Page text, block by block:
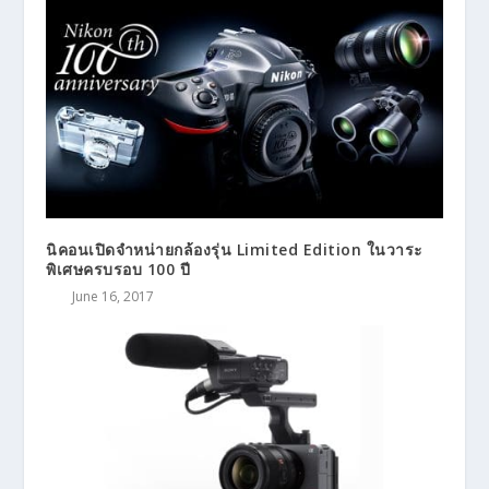
นิคอนเปิดจำหน่ายกล้องรุ่น Limited Edition ในวาระ
พิเศษครบรอบ 100 ปี
June 16, 2017